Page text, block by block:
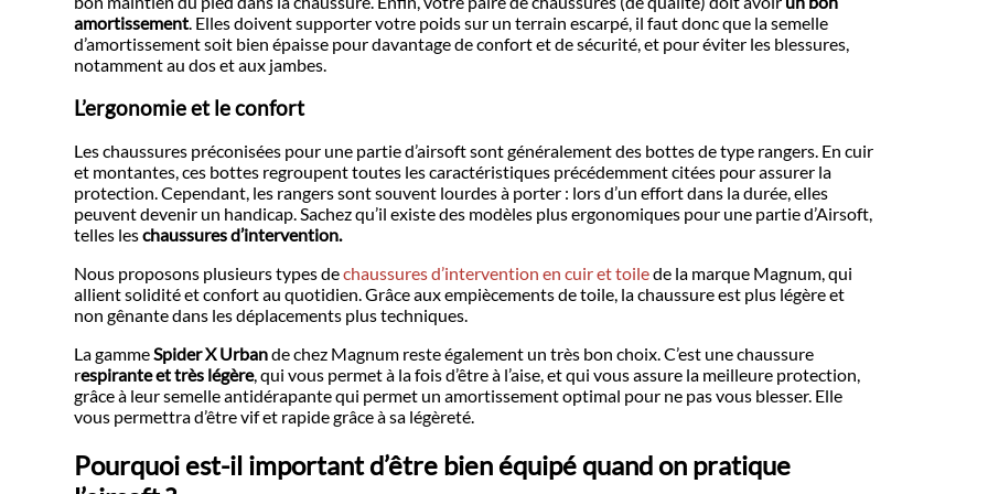
amortissement. Elles doivent supporter votre poids sur un terrain escarpé, il faut donc que la semelle
d’amortissement soit bien épaisse pour davantage de confort et de sécurité, et pour éviter les blessures,
notamment au dos et aux jambes.
L’ergonomie et le confort
Les chaussures préconisées pour une partie d’airsoft sont généralement des bottes de type rangers. En cuir
et montantes, ces bottes regroupent toutes les caractéristiques précédemment citées pour assurer la
protection. Cependant, les rangers sont souvent lourdes à porter : lors d’un effort dans la durée, elles
peuvent devenir un handicap. Sachez qu’il existe des modèles plus ergonomiques pour une partie d’Airsoft,
telles leschaussures d’intervention.
Nous proposons plusieurs types dechaussures d’intervention en cuir et toilede la marque Magnum, qui
allient solidité et confort au quotidien. Grâce aux empiècements de toile, la chaussure est plus légère et
non gênante dans les déplacements plus techniques.
La gammeSpider X Urbande chez Magnum reste également un très bon choix. C’est une chaussure
respirante et très légère, qui vous permet à la fois d’être à l’aise, et qui vous assure la meilleure protection,
grâce à leur semelle antidérapante qui permet un amortissement optimal pour ne pas vous blesser. Elle
vous permettra d’être vif et rapide grâce à sa légèreté.
Pourquoi est-il important d’être bien équipé quand on pratique